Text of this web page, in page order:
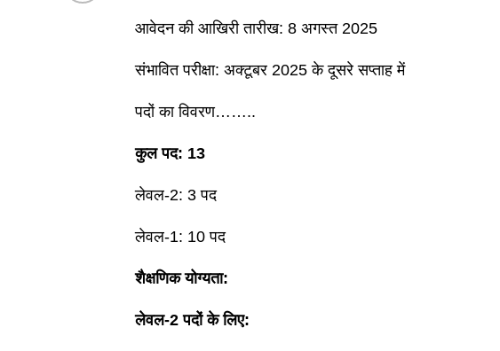
आवेदन की आखिरी तारीख: 8 अगस्त 2025
संभावित परीक्षा: अक्टूबर 2025 के दूसरे सप्ताह में
पदों का विवरण……..
कुल पद: 13
लेवल-2: 3 पद
लेवल-1: 10 पद
शैक्षणिक योग्यता:
लेवल-2 पदों के लिए: